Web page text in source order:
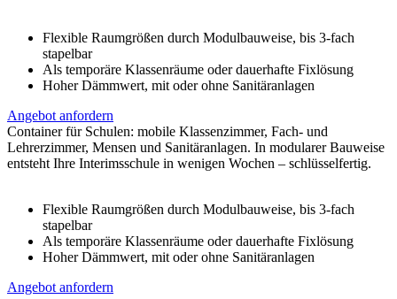
Flexible Raumgrößen durch Modulbauweise, bis 3-fach
stapelbar
Als temporäre Klassenräume oder dauerhafte Fixlösung
Hoher Dämmwert, mit oder ohne Sanitäranlagen
Angebot anfordern
Container für Schulen: mobile Klassenzimmer, Fach- und
Lehrerzimmer, Mensen und Sanitäranlagen. In modularer Bauweise
entsteht Ihre Interimsschule in wenigen Wochen – schlüsselfertig.
Flexible Raumgrößen durch Modulbauweise, bis 3-fach
stapelbar
Als temporäre Klassenräume oder dauerhafte Fixlösung
Hoher Dämmwert, mit oder ohne Sanitäranlagen
Angebot anfordern